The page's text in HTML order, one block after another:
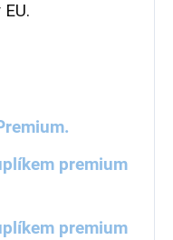
premium
premium